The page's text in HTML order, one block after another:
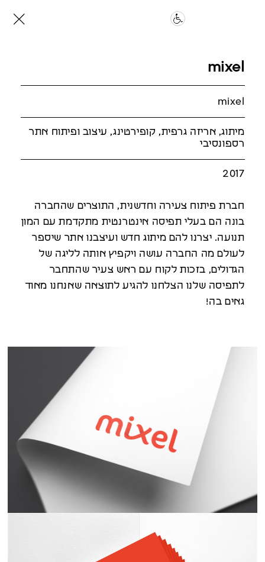
mixel
mixel
מיתוג, אריזה גרפית, קופירטינג, עיצוב ופיתוח אתר
רספונסיבי
2017
חברת פיתוח צעירה וחדשנית, התוצרים שהחברה
בונה הם בעלי תפיסה אינטרנטית מתקדמת עם המון
תנועה. יצרנו להם מיתוג חדש ועיצבנו אתר שיספר
לעולם מה החברה עושה ויקפיץ אותה לליגה של
הגדולים, בזכות לקוח עם ראש צעיר שהתחבר
לתפיסה שלנו הצלחנו להגיע לתוצאה שאנחנו מאוד
גאים בה!